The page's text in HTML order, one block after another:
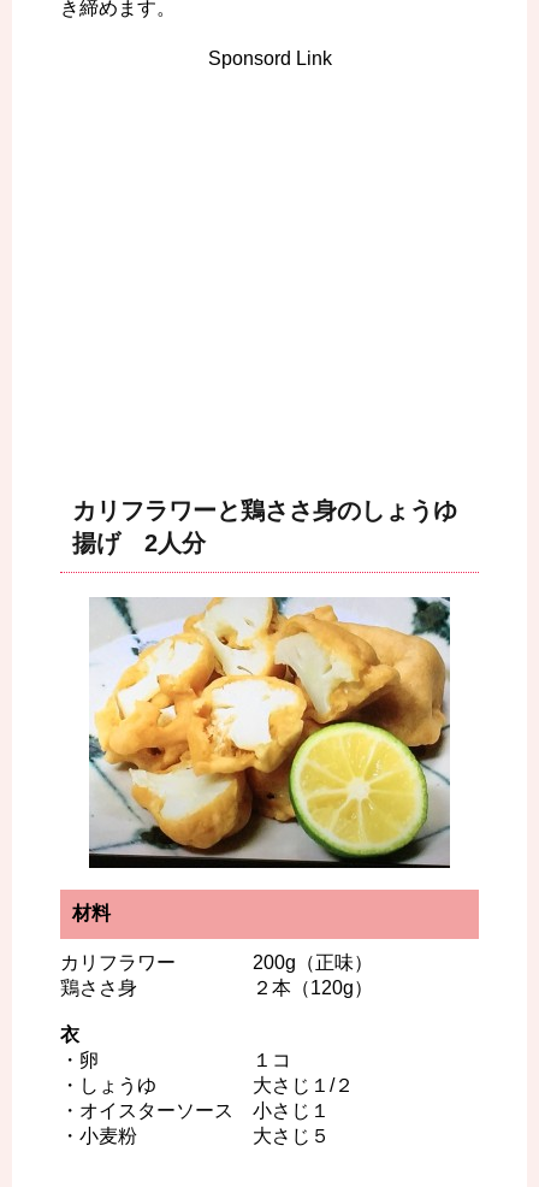
き締めます。
Sponsord Link
カリフラワーと鶏ささ身のしょうゆ
揚げ 2人分
材料
カリフラワー 200g（正味）
鶏ささ身 ２本（120g）
衣
・卵 １コ
・しょうゆ 大さじ１/２
・オイスターソース 小さじ１
・小麦粉 大さじ５